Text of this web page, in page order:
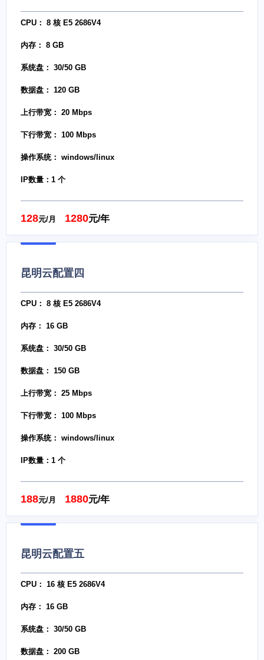
CPU： 8 核 E5 2686V4
内存： 8 GB
系统盘： 30/50 GB
数据盘： 120 GB
上行带宽： 20 Mbps
下行带宽： 100 Mbps
操作系统： windows/linux
IP数量：1 个
128元/月 1280元/年
昆明云配置四
CPU： 8 核 E5 2686V4
内存： 16 GB
系统盘： 30/50 GB
数据盘： 150 GB
上行带宽： 25 Mbps
下行带宽： 100 Mbps
操作系统： windows/linux
IP数量：1 个
188元/月 1880元/年
昆明云配置五
CPU： 16 核 E5 2686V4
内存： 16 GB
系统盘： 30/50 GB
数据盘： 200 GB